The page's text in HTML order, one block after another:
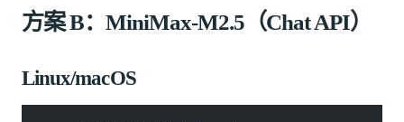
方案 B：MiniMax-M2.5（Chat API）
Linux/macOS